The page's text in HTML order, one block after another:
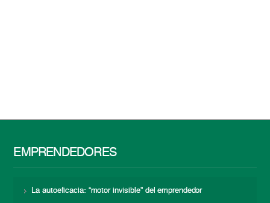
EMPRENDEDORES
La autoeficacia: “motor invisible” del emprendedor